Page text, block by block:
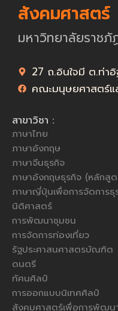
สังคมศาสตร์
มหาวิทยาลัยราช
27 ถ.อินใจมี ต.ท่า
คณะมนุษยศาสตร์แ
สาขาวิชา :
ภาษาไทย
ภาษาอังกฤษ
ภาษาจีนธุรกิจ
ภาษาอังกฤษธุรกิจ (หลักสู
ภาษาญี่ปุ่นเพื่อการจัดการธุ
นิติศาสตร์
การพัฒนาชุมชน
การจัดการท่องเที่ยว
รัฐประศาสนศาสตรบัณฑิต
ดนตรี
ทัศนศิลป์
การออกแบบนิเทศศิลป์
สังคมศาสตร์เพื่อการพัฒ